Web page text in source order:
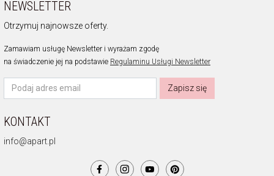
NEWSLETTER
Otrzymuj najnowsze oferty.
Zamawiam usługę Newsletter i wyrażam zgodę
na świadczenie jej na podstawie Regulaminu Usługi Newsletter
Zapisz się
KONTAKT
info@apart.pl